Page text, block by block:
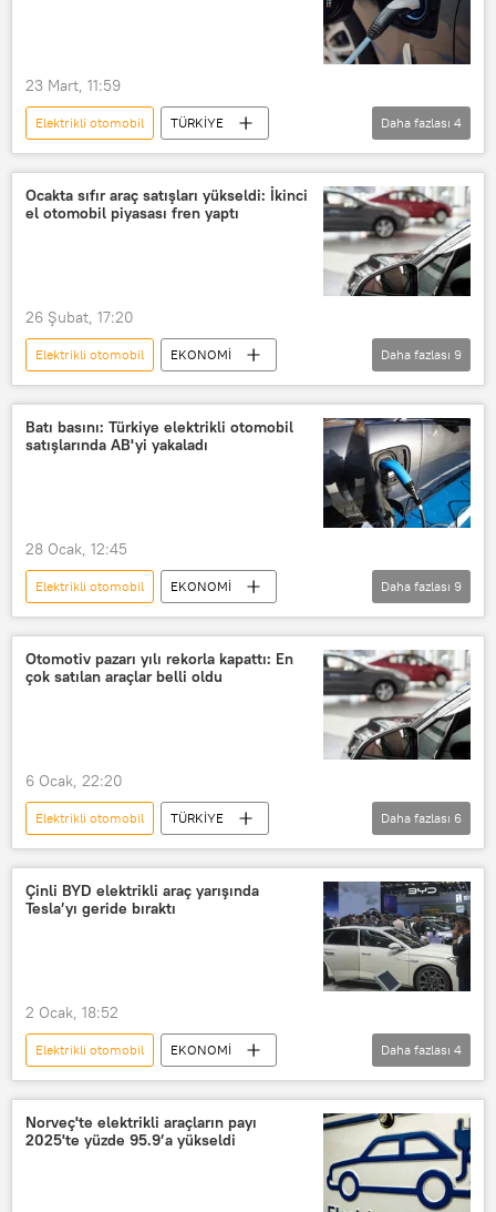
23 Mart, 11:59
Elektrikli otomobil
TÜRKİYE
Enerji Piyasası Düzenleme Kurumu (EPDK)
EPİAŞ
Otomobil
Daha fazlası 4
Ocakta sıfır araç satışları yükseldi: İkinci
el otomobil piyasası fren yaptı
26 Şubat, 17:20
Elektrikli otomobil
EKONOMİ
Otomobil
ikinci el otomobil
otomobil tamircisi
Otomotiv sektörü
Araba
İkinci el araba satıcısı
Daha fazlası 9
Batı basını: Türkiye elektrikli otomobil
satışlarında AB'yi yakaladı
28 Ocak, 12:45
Elektrikli otomobil
EKONOMİ
Türkiye
elektrikli araç
Tesla
BMW
BYD
The Guardian
Almanya
İskandinav
Daha fazlası 9
Otomotiv pazarı yılı rekorla kapattı: En
çok satılan araçlar belli oldu
6 Ocak, 22:20
Elektrikli otomobil
TÜRKİYE
Araba
yerli araba
Klasik araba
Spor araba
elektrikli araç
Daha fazlası 6
Çinli BYD elektrikli araç yarışında
Tesla’yı geride bıraktı
2 Ocak, 18:52
Elektrikli otomobil
EKONOMİ
Tesla
Yale Üniversitesi
Güney Afrika
elektrikli araç
BYD
Daha fazlası 4
Norveç'te elektrikli araçların payı
2025'te yüzde 95.9’a yükseldi